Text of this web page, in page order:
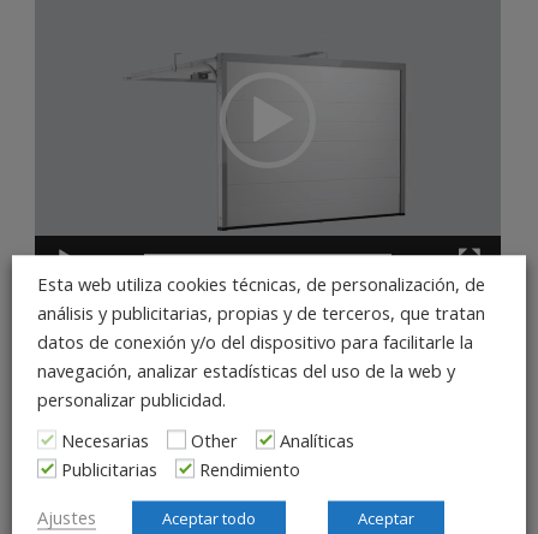
00:00 00:20
CALIDAD DE MARCA ALEMANA
Los productos de Hörmann se desarrollan y se producen en
PRODUCTOS PARA MUCHAS GENERACIONES
Esta web utiliza cookies técnicas, de personalización, de
análisis y publicitarias, propias y de terceros, que tratan
datos de conexión y/o del dispositivo para facilitarle la
navegación, analizar estadísticas del uso de la web y
personalizar publicidad.
Necesarias
Other
Analíticas
Publicitarias
Rendimiento
Ajustes
Aceptar todo Aceptar